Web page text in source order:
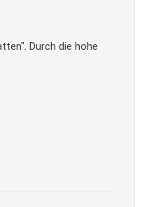
Durch die hohe